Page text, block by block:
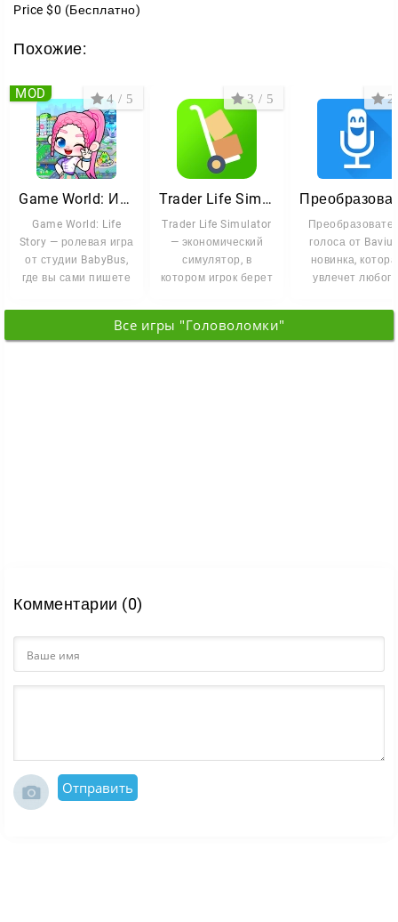
Price $0 (Бесплатно)
Похожие:
Game World: История Жизни
Game World: Life
Story — ролевая игра
от студии BabyBus,
где вы сами пишете
4 / 5
MOD
Trader Life Simulator
Trader Life Simulator
— экономический
симулятор, в
котором игрок берет
небольшой
3 / 5
голоса от
новинка,
увлечет
2
Все игры "Головоломки"
Комментарии (0)
Отправить